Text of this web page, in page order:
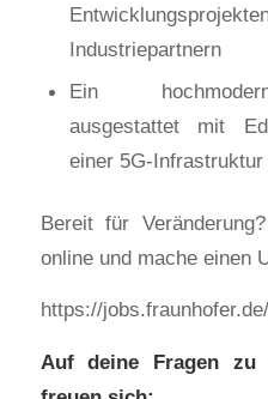
Industriepartnern
Ein
ausgestattet mit
einer 5G-Infrastruktur
Bereit für
online und mache einen
https://
Auf deine Fragen zu